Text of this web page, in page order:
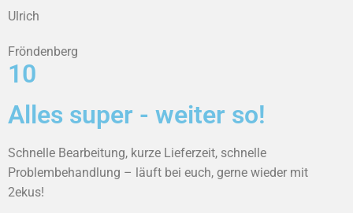
Ulrich
Fröndenberg
10
Alles super - weiter so!
Schnelle Bearbeitung, kurze Lieferzeit, schnelle
Problembehandlung – läuft bei euch, gerne wieder mit
2ekus!